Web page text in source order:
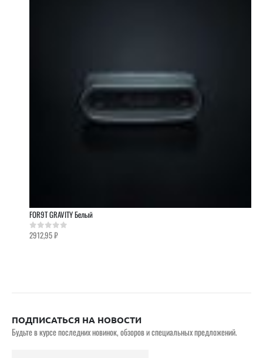
FOR9T GRAVITY Белый
0out of 5
2912,95₽
ПОДПИСАТЬСЯ НА НОВОСТИ
Будьте в курсе последних новинок, обзоров и специальных предложений.